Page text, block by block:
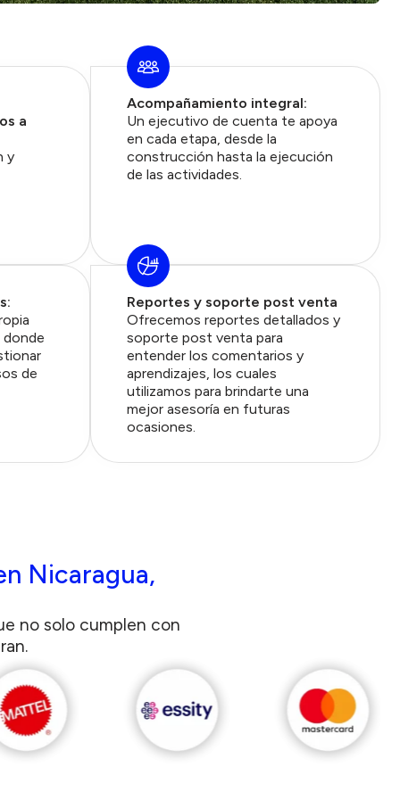
a
y
Acompañamiento integral:
Un ejecutivo de cuenta te apoya
en cada etapa, desde la
construcción hasta la ejecución
de las actividades.
de
Reportes y soporte post venta
Ofrecemos reportes detallados y
soporte post venta para
entender los comentarios y
aprendizajes, los cuales
utilizamos para brindarte una
mejor asesoría en futuras
ocasiones.
Nicaragua,
no solo cumplen con